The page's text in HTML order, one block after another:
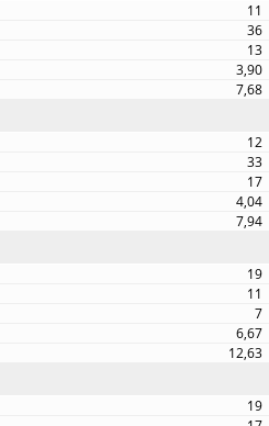
11
36
13
3,90
7,68
12
33
17
4,04
7,94
19
11
7
6,67
12,63
19